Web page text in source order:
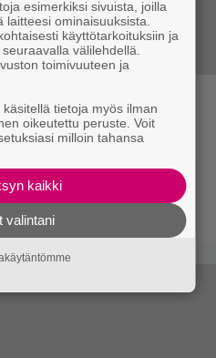
juontaja
viulun –
pakeni
paikalta
esimerkiksi sivuista, joilla
ominaisuuksista.
käyttötarkoituksiin ja
välilehdellä.
toimivuuteen ja
tietoja myös ilman
oikeutettu peruste. Voit
milloin tahansa
kaikki
valintani